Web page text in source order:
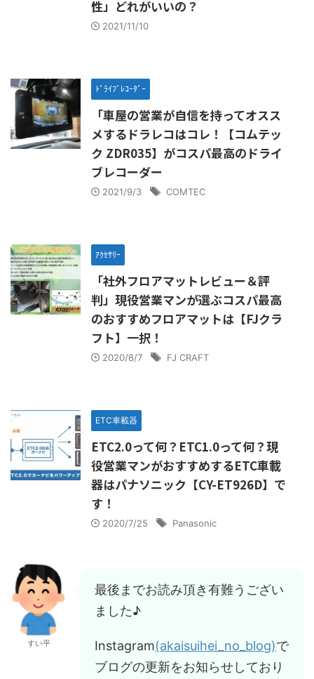
性」どれがいいの？
2021/11/10
ﾄﾞﾗｲﾌﾞﾚｺｰﾀﾞｰ
「車屋の営業が自信を持ってオスス
メするドラレコはコレ！【コムテッ
ク ZDR035】がコスパ最高のドライ
ブレコーダー
2021/9/3 COMTEC
ｱｸｾｻﾘｰ
「社外フロアマットレビュー＆評
判」現役営業マンが選ぶコスパ最高
のおすすめフロアマットは【FJクラ
フト】一択！
2020/8/7 FJ CRAFT
ETC車載器
ETC2.0って何？ETC1.0って何？現
役営業マンがおすすめするETC車載
器はパナソニック【CY-ET926D】で
す！
2020/7/25 Panasonic
すい平
最後までお読み頂き有難うござい
ました♪
Instagram(akaisuihei_no_blog)で
ブログの更新をお知らせしており